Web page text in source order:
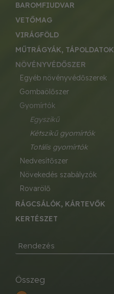
BAROMFIUDVAR
VETŐMAG
VIRÁGFÖLD
MŰTRÁGYÁK, TÁPOLDATOK
NÖVÉNYVÉDŐSZER
egyéb növényvédőszerek
gombaölőszer
gyomírtók
egyszikű
kétszikű gyomírtók
totális gyomírtók
nedvesítőszer
növekedés szabályzók
rovarölő
RÁGCSÁLÓK, KÁRTEVŐK
KERTÉSZET
Rendezés
Összeg